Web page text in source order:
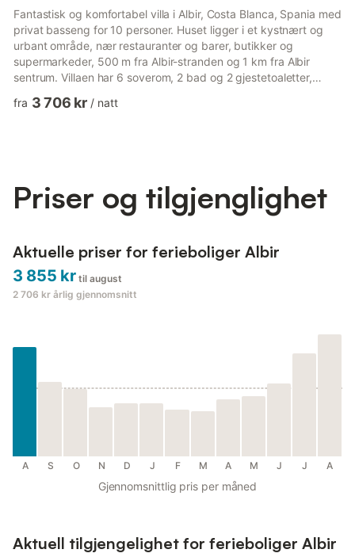
Fantastisk og komfortabel villa i Albir, Costa Blanca, Spania med
privat basseng for 10 personer. Huset ligger i et kystnært og
urbant område, nær restauranter og barer, butikker og
supermarkeder, 500 m fra Albir-stranden og 1 km fra Albir
sentrum. Villaen har 6 soverom, 2 bad og 2 gjestetoaletter,
shoppingmuligheter, sportsaktiviteter og underholdning gjør
fra 3 706 kr / natt
Priser og tilgjenglighet
Aktuelle priser for ferieboliger Albir
3 855 kr til august
2 706 kr årlig gjennomsnitt
A S O N D J F M A M J J A
Gjennomsnittlig pris per måned
Aktuell tilgjengelighet for ferieboliger Albir